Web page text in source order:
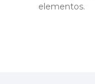
elementos.